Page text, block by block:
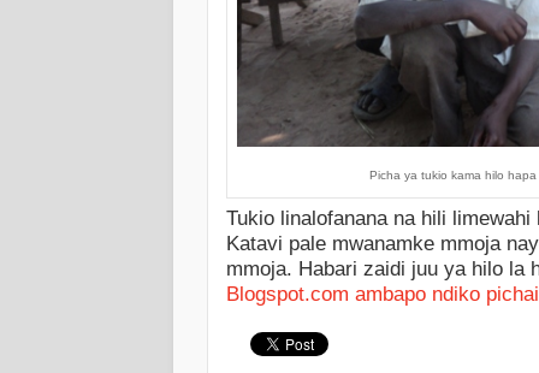
Picha ya tukio kama hilo
Tukio linalofanana na hili
Katavi pale mwanamke mmoja
mmoja. Habari zaidi juu ya hilo la
Blogspot.com ambapo ndiko